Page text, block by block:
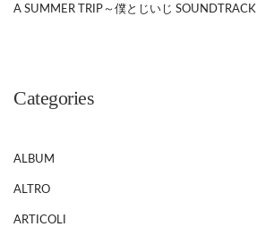
A SUMMER TRIP～僕とじいじ SOUNDTRACK
Categories
ALBUM
ALTRO
ARTICOLI